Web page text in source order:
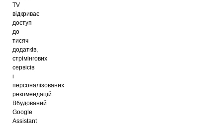
TV
відкриває
доступ
до
тисяч
додатків,
стрімінгових
сервісів
і
персоналізованих
рекомендацій.
Вбудований
Google
Assistant